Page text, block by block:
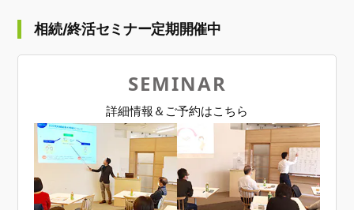
相続/終活セミナー定期開催中
SEMINAR
詳細情報＆ご予約はこちら